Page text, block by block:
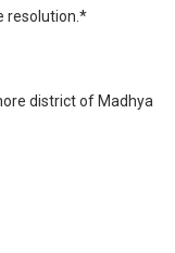
resolution.*
district of Madhya